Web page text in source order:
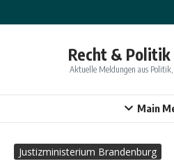
Recht & Politik
Aktuelle Meldungen aus
Main
Justizministerium Brandenburg